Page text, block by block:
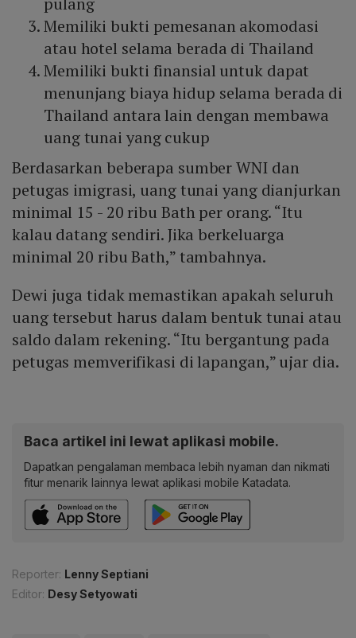
Memiliki bukti pemesanan akomodasi
atau hotel selama berada di Thailand
Memiliki bukti finansial untuk dapat
menunjang biaya hidup selama berada di
Thailand antara lain dengan membawa
uang tunai yang cukup
Berdasarkan beberapa sumber WNI dan
petugas imigrasi, uang tunai yang dianjurkan
minimal 15 - 20 ribu Bath per orang. “Itu
kalau datang sendiri. Jika berkeluarga
minimal 20 ribu Bath,” tambahnya.
Dewi juga tidak memastikan apakah seluruh
uang tersebut harus dalam bentuk tunai atau
saldo dalam rekening. “Itu bergantung pada
petugas memverifikasi di lapangan,” ujar dia.
Baca artikel ini lewat aplikasi mobile.
Dapatkan pengalaman membaca lebih nyaman dan nikmati
fitur menarik lainnya lewat aplikasi mobile Katadata.
Reporter: Lenny Septiani
Editor: Desy Setyowati